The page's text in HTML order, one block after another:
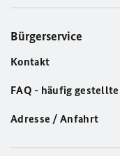
Bürgerservice
Kontakt
FAQ - häufig gestellte
Adresse / Anfahrt